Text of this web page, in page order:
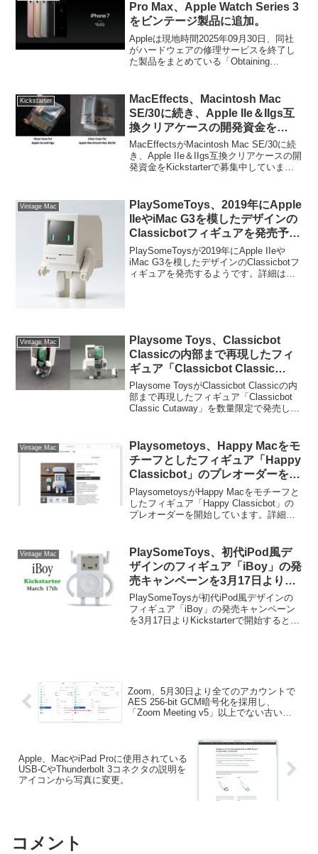
Pro Max、Apple Watch Series 3
をビンテージ製品に追加。
Appleは現地時間2025年09月30日、同社
がハードウェアの修理サービスを終了し
た製品をまとめている「Obtaining
iPhone 7やiPhone 11 Pro Max、Apple
Watch Series 3などをビンテージリスト
に追加しています。
Kickstarter
MacEffects、Macintosh Mac
SE/30に続き、Apple IIe＆IIgs互
換クリアケースの開発資金を
Kickstarterで募集中。
MacEffectsがMacintosh Mac SE/30に続
き、Apple IIe＆IIgs互換クリアケースの開
発資金をKickstarterで募集中していま
Vintage Mac
PlaySomeToys、2019年にApple
IIeやiMac G3を模したデザインの
Classicbotフィギュアを発売予
定。
PlaySomeToysが2019年にApple IIeや
iMac G3を模したデザインのClassicbotフ
ィギュアを発売するようです。詳細は以
Vintage Mac
Playsome Toys、Classicbot
Classicの内部まで再現したフィ
ギュア「Classicbot Classic
Cutaway」を限定発売。
Playsome ToysがClassicbot Classicの内
部まで再現したフィギュア「Classicbot
Classic Cutaway」を数量限定で発売して
Vintage Mac
Playsometoys、Happy Macをモ
チーフとしたフィギュア「Happy
Classicbot」のプレオーダーを開
始。
PlaysometoysがHappy Macをモチーフと
したフィギュア「Happy Classicbot」の
プレオーダーを開始しています。詳細は
Vintage Mac
PlaySomeToys、初代iPod風デ
ザインのフィギュア「iBoy」の発
売キャンペーンを3月17日より
Kickstarterで開始。
PlaySomeToysが初代iPod風デザインの
フィギュア「iBoy」の発売キャンペーン
を3月17日よりKickstarterで開始すると発
Zoom、5月30日より全てのアカウントで
AES 256-bit GCM暗号化を採用し、
「Zoom Meeting v5」以上でない古いク
Apple、MacやiPad Proに使用されている
USB-CやThunderbolt 3コネクタの説明を
アイコンから写真に変更。
コメント